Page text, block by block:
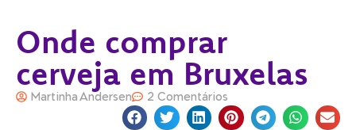
Onde comprar
cerveja em Bruxelas
Martinha Andersen 2 Comentários